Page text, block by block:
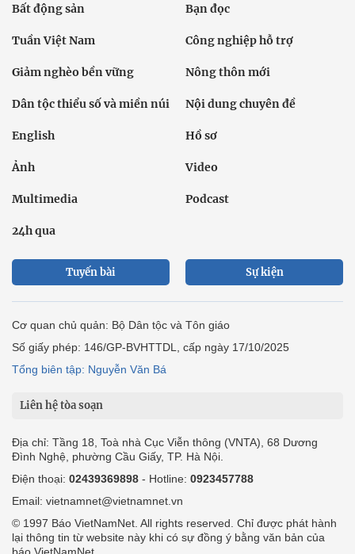
Bất động sản Bạn đọc
Tuần Việt Nam Công nghiệp hỗ trợ
Giảm nghèo bền vững Nông thôn mới
Dân tộc thiểu số và miền núi Nội dung chuyên đề
English Hồ sơ
Ảnh Video
Multimedia Podcast
24h qua
Tuyến bài Sự kiện
Cơ quan chủ quản: Bộ Dân tộc và Tôn giáo
Số giấy phép: 146/GP-BVHTTDL, cấp ngày 17/10/2025
Tổng biên tập: Nguyễn Văn Bá
Liên hệ tòa soạn
Địa chỉ: Tầng 18, Toà nhà Cục Viễn thông (VNTA), 68 Dương
Đình Nghệ, phường Cầu Giấy, TP. Hà Nội.
Điện thoại: 02439369898 - Hotline: 0923457788
Email: vietnamnet@vietnamnet.vn
© 1997 Báo VietNamNet. All rights reserved. Chỉ được phát hành
lại thông tin từ website này khi có sự đồng ý bằng văn bản của
báo VietNamNet.